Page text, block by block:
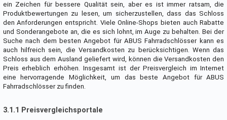
ein Zeichen für bessere Qualität sein, aber es ist immer ratsam, die
Produktbewertungen zu lesen, um sicherzustellen, dass das Schloss
den Anforderungen entspricht. Viele Online-Shops bieten auch Rabatte
und Sonderangebote an, die es sich lohnt, im Auge zu behalten. Bei der
Suche nach dem besten Angebot für ABUS Fahrradschlösser kann es
auch hilfreich sein, die Versandkosten zu berücksichtigen. Wenn das
Schloss aus dem Ausland geliefert wird, können die Versandkosten den
Preis erheblich erhöhen. Insgesamt ist der Preisvergleich im Internet
eine hervorragende Möglichkeit, um das beste Angebot für ABUS
Fahrradschlösser zu finden.
3.1.1 Preisvergleichsportale